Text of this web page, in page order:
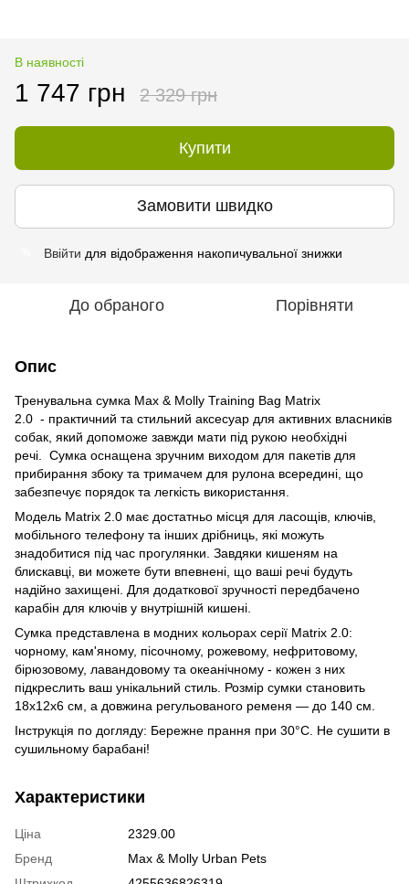
В наявності
1 747 грн 2 329 грн
Купити
Замовити швидко
Ввійти для відображення накопичувальної знижки
До обраного Порівняти
Опис
Тренувальна сумка Max & Molly Training Bag Matrix
2.0 - практичний та стильний аксесуар для активних власників
собак, який допоможе завжди мати під рукою необхідні
речі. Сумка оснащена зручним виходом для пакетів для
прибирання збоку та тримачем для рулона всередині, що
забезпечує порядок та легкість використання.
Модель Matrix 2.0 має достатньо місця для ласощів, ключів,
мобільного телефону та інших дрібниць, які можуть
знадобитися під час прогулянки. Завдяки кишеням на
блискавці, ви можете бути впевнені, що ваші речі будуть
надійно захищені. Для додаткової зручності передбачено
карабін для ключів у внутрішній кишені.
Сумка представлена в модних кольорах серії Matrix 2.0:
чорному, кам'яному, пісочному, рожевому, нефритовому,
бірюзовому, лавандовому та океанічному - кожен з них
підкреслить ваш унікальний стиль. Розмір сумки становить
18x12x6 см, а довжина регульованого ременя — до 140 см.
Інструкція по догляду: Бережне прання при 30°C. Не сушити в
сушильному барабані!
Характеристики
Ціна
2329.00
Бренд
Max & Molly Urban Pets